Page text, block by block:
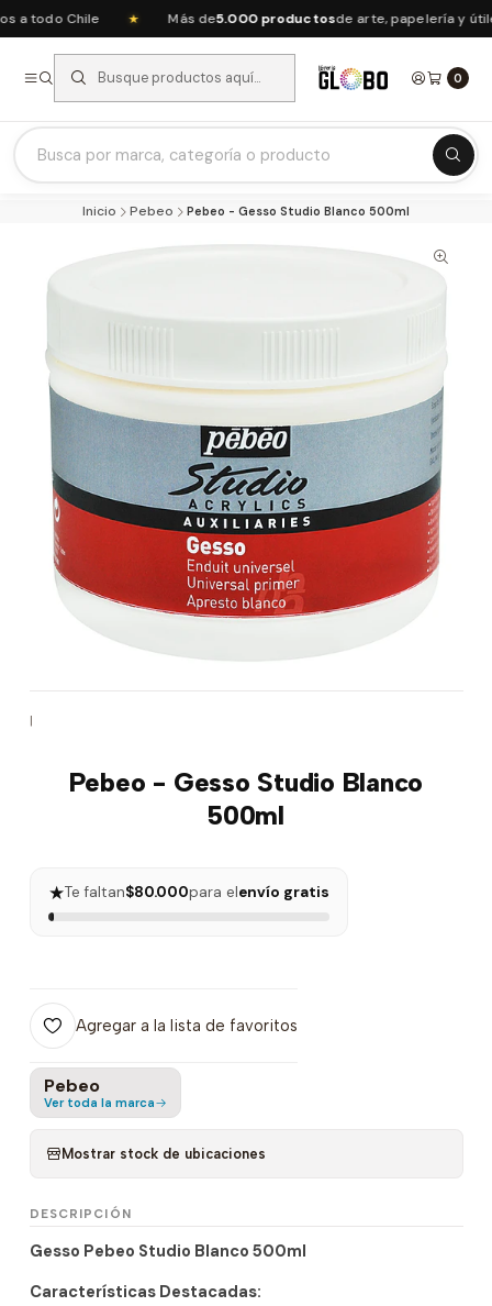
a todo Chile Más de5.000 productosde arte, papelería y
0
Ofertas del mes
Arte y Manualidades
Juguetería
Nuestras Marcas
Inicio Pebeo Pebeo - Gesso Studio Blanco 500ml
|
Pebeo - Gesso Studio Blanco
500ml
★Te faltan$80.000para elenvío gratis
Agregar a la lista de favoritos
Pebeo
Ver toda la marca
Mostrar stock de ubicaciones
DESCRIPCIÓN
Gesso Pebeo Studio Blanco 500ml
Características Destacadas: